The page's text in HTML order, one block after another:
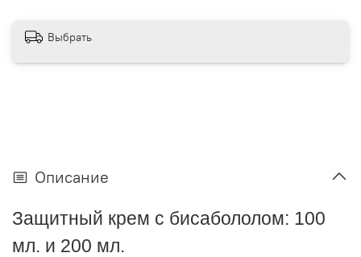
Выбрать
Описание
Защитный крем с бисабололом: 100
мл. и 200 мл.